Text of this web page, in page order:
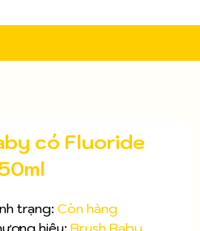
có Fluoride
trạng: Còn hàng
hiệu: Brush Baby